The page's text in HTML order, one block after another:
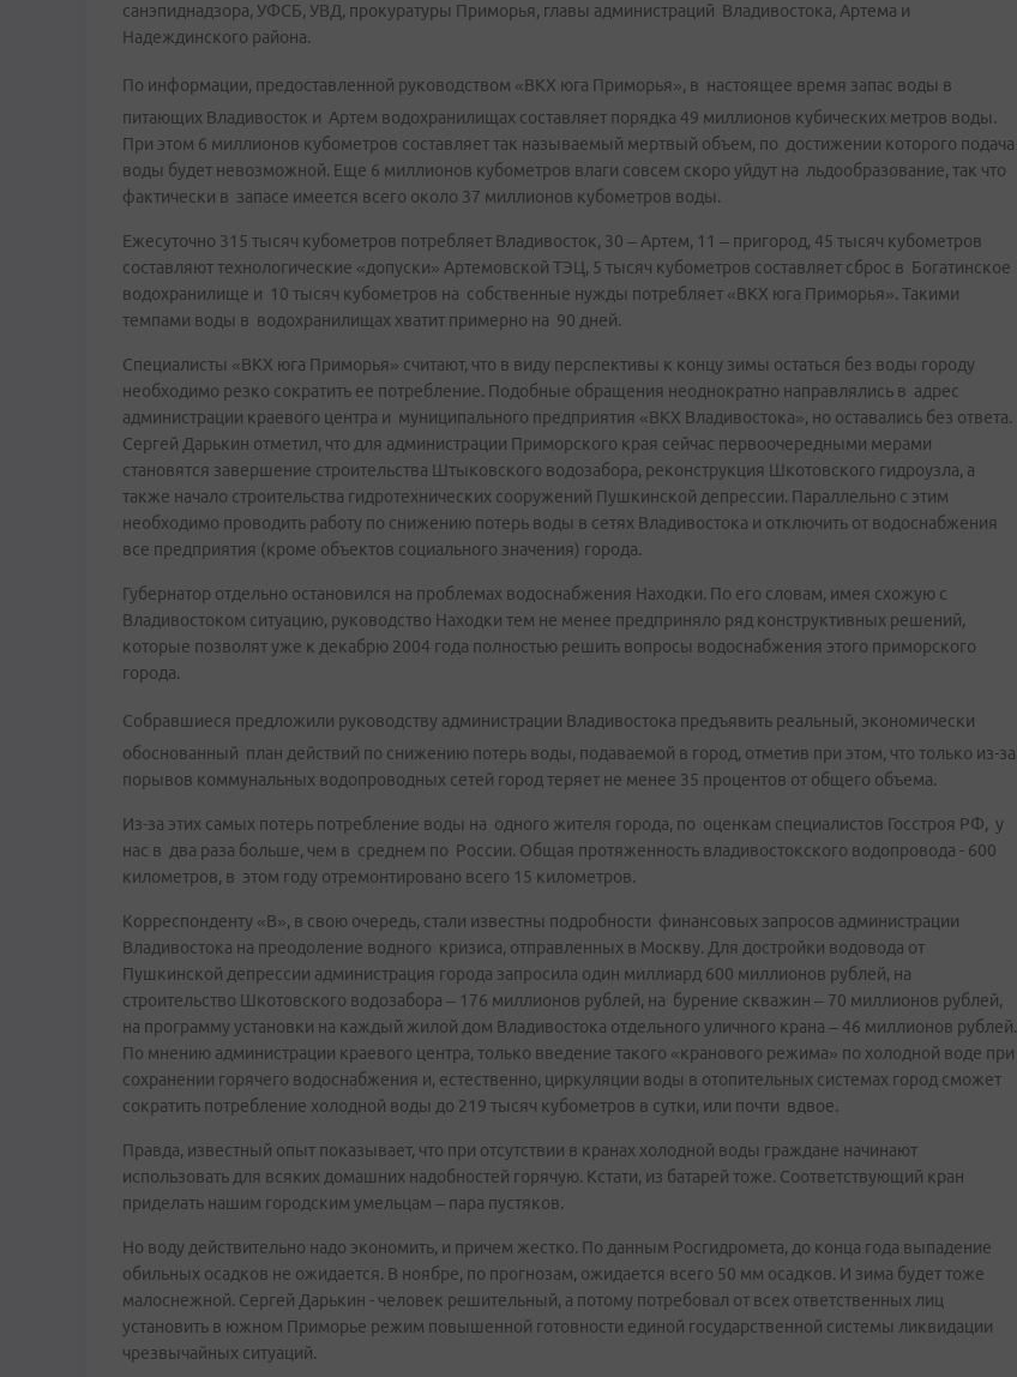
санэпиднадзора, УФСБ, УВД, прокуратуры Приморья, главы администраций Владивостока, Артема и
Надеждинского района.
По информации, предоставленной руководством «ВКХ юга Приморья», в настоящее время запас воды в
питающих Владивосток и Артем водохранилищах составляет порядка 49 миллионов кубических метров воды.
При этом 6 миллионов кубометров составляет так называемый мертвый объем, по достижении которого подача
воды будет невозможной. Еще 6 миллионов кубометров влаги совсем скоро уйдут на льдообразование, так что
фактически в запасе имеется всего около 37 миллионов кубометров воды.
Ежесуточно 315 тысяч кубометров потребляет Владивосток, 30 – Артем, 11 – пригород, 45 тысяч кубометров
составляют технологические «допуски» Артемовской ТЭЦ, 5 тысяч кубометров составляет сброс в Богатинское
водохранилище и 10 тысяч кубометров на собственные нужды потребляет «ВКХ юга Приморья». Такими
темпами воды в водохранилищах хватит примерно на 90 дней.
Специалисты «ВКХ юга Приморья» считают, что в виду перспективы к концу зимы остаться без воды городу
необходимо резко сократить ее потребление. Подобные обращения неоднократно направлялись в адрес
администрации краевого центра и муниципального предприятия «ВКХ Владивостока», но оставались без ответа.
Сергей Дарькин отметил, что для администрации Приморского края сейчас первоочередными мерами
становятся завершение строительства Штыковского водозабора, реконструкция Шкотовского гидроузла, а
также начало строительства гидротехнических сооружений Пушкинской депрессии. Параллельно с этим
необходимо проводить работу по снижению потерь воды в сетях Владивостока и отключить от водоснабжения
все предприятия (кроме объектов социального значения) города.
Губернатор отдельно остановился на проблемах водоснабжения Находки. По его словам, имея схожую с
Владивостоком ситуацию, руководство Находки тем не менее предприняло ряд конструктивных решений,
которые позволят уже к декабрю 2004 года полностью решить вопросы водоснабжения этого приморского
города.
Собравшиеся предложили руководству администрации Владивостока предъявить реальный, экономически
обоснованный план действий по снижению потерь воды, подаваемой в город, отметив при этом, что только из-за
порывов коммунальных водопроводных сетей город теряет не менее 35 процентов от общего объема.
Из-за этих самых потерь потребление воды на одного жителя города, по оценкам специалистов Госстроя РФ, у
нас в два раза больше, чем в среднем по России. Общая протяженность владивостокского водопровода - 600
километров, в этом году отремонтировано всего 15 километров.
Корреспонденту «В», в свою очередь, стали известны подробности финансовых запросов администрации
Владивостока на преодоление водного кризиса, отправленных в Москву. Для достройки водовода от
Пушкинской депрессии администрация города запросила один миллиард 600 миллионов рублей, на
строительство Шкотовского водозабора – 176 миллионов рублей, на бурение скважин – 70 миллионов рублей,
на программу установки на каждый жилой дом Владивостока отдельного уличного крана – 46 миллионов рублей.
По мнению администрации краевого центра, только введение такого «кранового режима» по холодной воде при
сохранении горячего водоснабжения и, естественно, циркуляции воды в отопительных системах город сможет
сократить потребление холодной воды до 219 тысяч кубометров в сутки, или почти вдвое.
Правда, известный опыт показывает, что при отсутствии в кранах холодной воды граждане начинают
использовать для всяких домашних надобностей горячую. Кстати, из батарей тоже. Соответствующий кран
приделать нашим городским умельцам – пара пустяков.
Но воду действительно надо экономить, и причем жестко. По данным Росгидромета, до конца года выпадение
обильных осадков не ожидается. В ноябре, по прогнозам, ожидается всего 50 мм осадков. И зима будет тоже
малоснежной. Сергей Дарькин - человек решительный, а потому потребовал от всех ответственных лиц
установить в южном Приморье режим повышенной готовности единой государственной системы ликвидации
чрезвычайных ситуаций.